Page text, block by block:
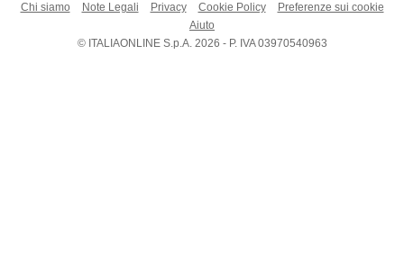
Chi siamo Note Legali Privacy Cookie Policy
Preferenze sui cookie
Aiuto
© ITALIAONLINE S.p.A. 2026 - P. IVA 03970540963